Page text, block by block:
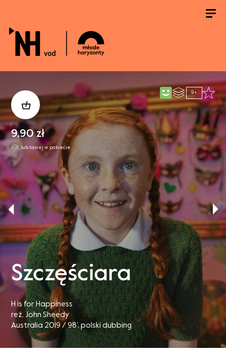
9+
9,90 zł
lub taniej w pakiecie
Szczęściara
H is for Happiness
reż. John Sheedy
Australia 2019 / 98’, polski dubbing